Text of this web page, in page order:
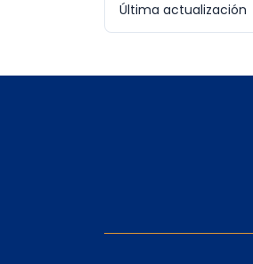
Última actualización